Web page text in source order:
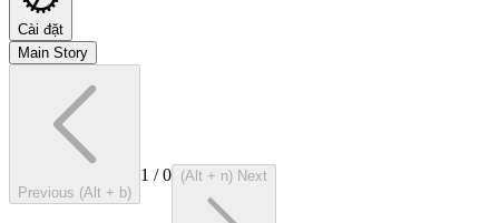
Cài đặt
Main Story
Previous (Alt + b)
1 /0 (Alt + n) Next